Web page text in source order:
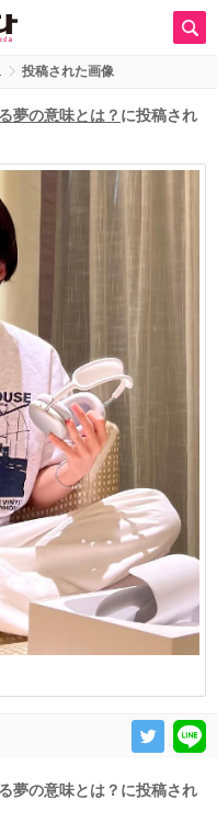
投稿された画像
夢の意味とは？ に投稿され
夢の意味とは？に投稿され